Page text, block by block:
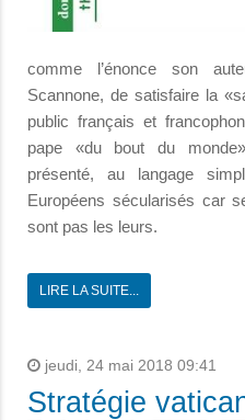
comme l’énonce son
Scannone, de satisfaire la
public français et
pape «du bout du
présenté, au langage
Européens sécularisés car
sont pas les leurs.
LIRE LA SUITE...
jeudi, 24 mai 2018 09:41
Stratégie